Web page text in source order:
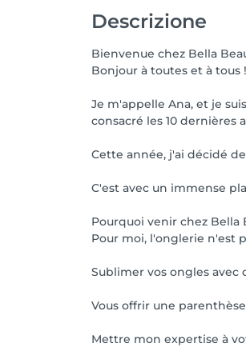
Descrizione
Bienvenue chez Bella
Bonjour à toutes et à tous !
Je m'appelle Ana, et je
consacré les 10 dernières
Cette année, j'ai décidé
C'est avec un immense
Pourquoi venir chez Bella
Pour moi, l'onglerie n'est
Sublimer vos ongles avec
Vous offrir une
Mettre mon expertise à